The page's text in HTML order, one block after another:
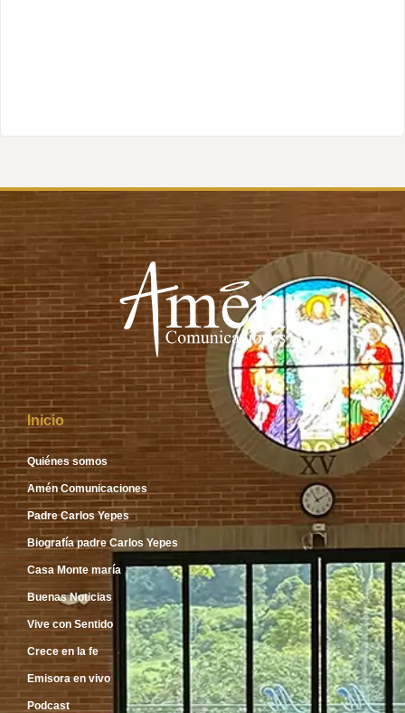
Inicio
Quiénes somos
Amén Comunicaciones
Padre Carlos Yepes
Biografía padre Carlos Yepes
Casa Monte maría
Buenas Noticias
Vive con Sentido
Crece en la fe
Emisora en vivo
Podcast